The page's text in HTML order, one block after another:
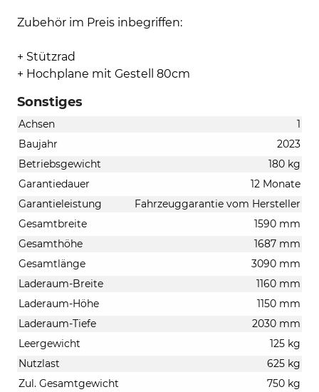
Zubehör im Preis inbegriffen:
+ Stützrad
+ Hochplane mit Gestell 80cm
Sonstiges
Achsen
1
Baujahr
2023
Betriebsgewicht
180 kg
Garantiedauer
12 Monate
Garantieleistung
Fahrzeuggarantie vom Hersteller
Gesamtbreite
1590 mm
Gesamthöhe
1687 mm
Gesamtlänge
3090 mm
Laderaum-Breite
1160 mm
Laderaum-Höhe
1150 mm
Laderaum-Tiefe
2030 mm
Leergewicht
125 kg
Nutzlast
625 kg
Zul. Gesamtgewicht
750 kg